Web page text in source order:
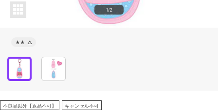
1/2
★★ △
不良品以外【返品不可】 キャンセル不可